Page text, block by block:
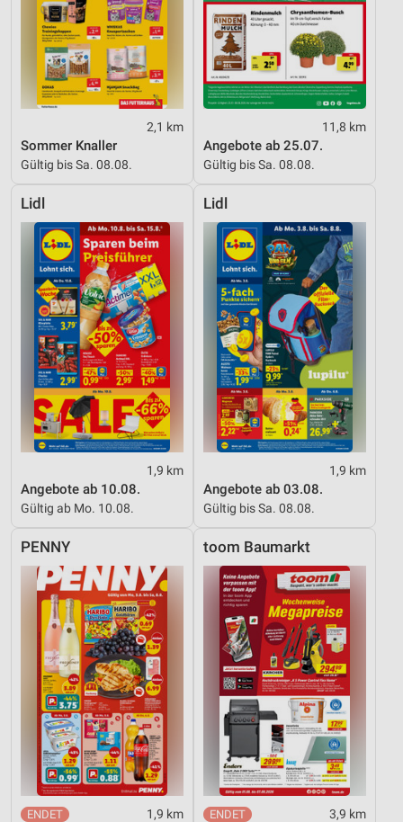
2,1 km
Sommer Knaller
Gültig bis Sa. 08.08.
11,8 km
Angebote ab 25.07.
Gültig bis Sa. 08.08.
Lidl
1,9 km
Angebote ab 10.08.
Gültig ab Mo. 10.08.
Lidl
1,9 km
Angebote ab 03.08.
Gültig bis Sa. 08.08.
PENNY
1,9 km
toom Baumarkt
3,9 km